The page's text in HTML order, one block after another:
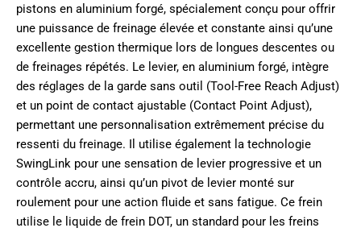
pistons en aluminium forgé, spécialement conçu pour offrir
une puissance de freinage élevée et constante ainsi qu’une
excellente gestion thermique lors de longues descentes ou
de freinages répétés. Le levier, en aluminium forgé, intègre
des réglages de la garde sans outil (Tool-Free Reach Adjust)
et un point de contact ajustable (Contact Point Adjust),
permettant une personnalisation extrêmement précise du
ressenti du freinage. Il utilise également la technologie
SwingLink pour une sensation de levier progressive et un
contrôle accru, ainsi qu’un pivot de levier monté sur
roulement pour une action fluide et sans fatigue. Ce frein
utilise le liquide de frein DOT, un standard pour les freins